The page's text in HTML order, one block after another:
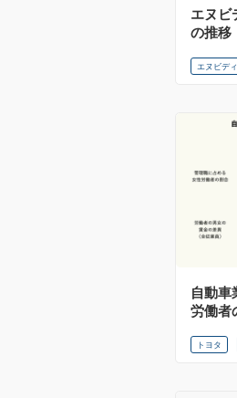
エヌビ
の推移
エヌビデ
自動車
労働者
トヨタ